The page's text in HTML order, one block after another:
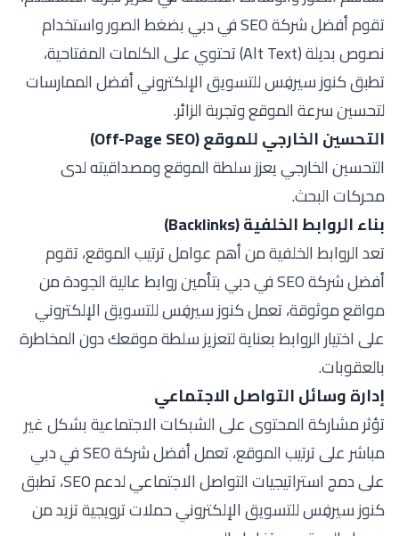
تقوم أفضل شركة SEO في دبي بضغط الصور واستخدام
نصوص بديلة (Alt Text) تحتوي على الكلمات المفتاحية،
تطبق كنوز سيرفِس للتسويق الإلكتروني أفضل الممارسات
لتحسين سرعة الموقع وتجربة الزائر.
التحسين الخارجي للموقع (Off-Page SEO)
التحسين الخارجي يعزز سلطة الموقع ومصداقيته لدى
محركات البحث.
بناء الروابط الخلفية (Backlinks)
تعد الروابط الخلفية من أهم عوامل ترتيب الموقع، تقوم
أفضل شركة SEO في دبي بتأمين روابط عالية الجودة من
مواقع موثوقة، تعمل كنوز سيرفِس للتسويق الإلكتروني
على اختيار الروابط بعناية لتعزيز سلطة موقعك دون المخاطرة
بالعقوبات.
إدارة وسائل التواصل الاجتماعي
تؤثر مشاركة المحتوى على الشبكات الاجتماعية بشكل غير
مباشر على ترتيب الموقع، تعمل أفضل شركة SEO في دبي
على دمج استراتيجيات التواصل الاجتماعي لدعم SEO، تطبق
كنوز سيرفِس للتسويق الإلكتروني حملات ترويجية تزيد من